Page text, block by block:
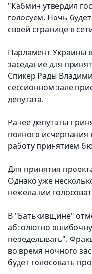
"Кабмин утвердил
голосуем. Ночь
своей странице в
Парламент Украины
заседание для
Спикер Рады
сессионном зале
депутата.
Ранее депутаты
полного исчерпания
работу принятием
Для принятия
Однако уже
нежелании
В "Батькивщине"
абсолютно
переделывать".
во время ночного
будет голосовать